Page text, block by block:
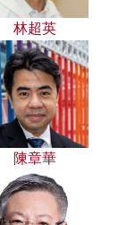
林超英
陳章華